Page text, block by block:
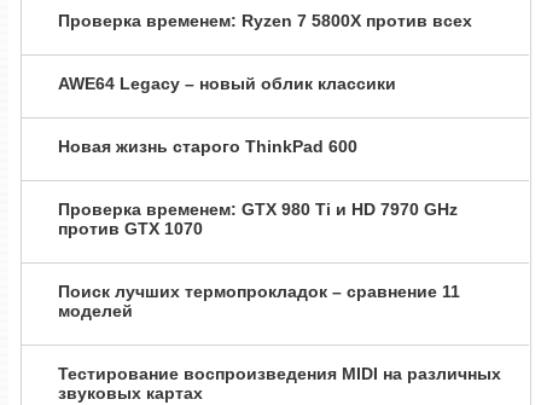
Проверка временем: Ryzen 7 5800X против всех
AWE64 Legacy – новый облик классики
Новая жизнь старого ThinkPad 600
Проверка временем: GTX 980 Ti и HD 7970 GHz
против GTX 1070
Поиск лучших термопрокладок – сравнение 11
моделей
Тестирование воспроизведения MIDI на различных
звуковых картах